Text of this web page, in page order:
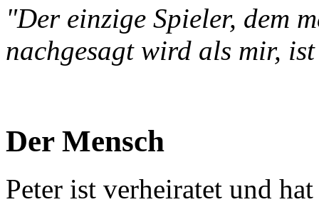
"Der einzige Spieler, dem
nachgesagt wird als mir,
Der Mensch
Peter ist verheiratet und